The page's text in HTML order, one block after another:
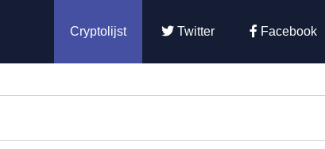
Cryptolijst Twitter Facebook